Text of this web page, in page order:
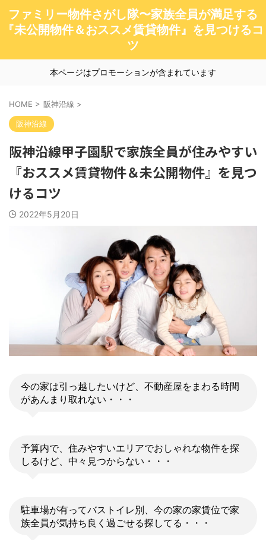
ファミリー物件さがし隊〜家族全員が満足する
『未公開物件＆おススメ賃貸物件』を見つけるコ
ツ
本ページはプロモーションが含まれています
HOME > 阪神沿線 >
阪神沿線
阪神沿線甲子園駅で家族全員が住みやすい
『おススメ賃貸物件＆未公開物件』を見つ
けるコツ
2022年5月20日
今の家は引っ越したいけど、不動産屋をまわる時間
があんまり取れない・・・
予算内で、住みやすいエリアでおしゃれな物件を探
しるけど、中々見つからない・・・
駐車場が有ってバストイレ別、今の家の家賃位で家
族全員が気持ち良く過ごせる探してる・・・